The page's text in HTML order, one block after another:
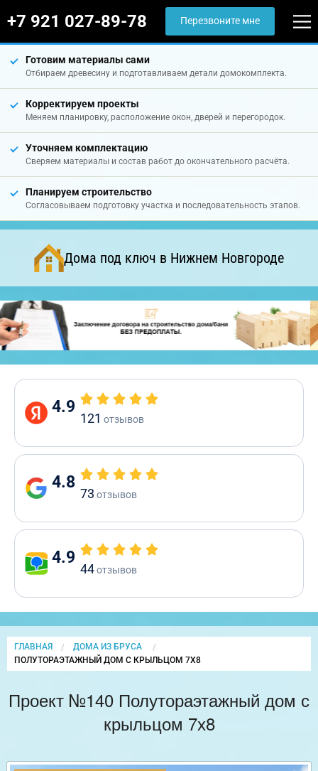
+7 921 027-89-78 Перезвоните мне
Готовим материалы сами
Отбираем древесину и подготавливаем детали домокомплекта.
Корректируем проекты
Меняем планировку, расположение окон, дверей и перегородок.
Уточняем комплектацию
Сверяем материалы и состав работ до окончательного расчёта.
Планируем строительство
Согласовываем подготовку участка и последовательность этапов.
Дома под ключ в Нижнем Новгороде
4.9
121 отзывов
4.8
73 отзывов
4.9
44отзывов
ГЛАВНАЯ
ДОМА ИЗ БРУСА
CURRENT:
ПОЛУТОРАЭТАЖНЫЙ ДОМ С КРЫЛЬЦОМ 7Х8
Проект №140 Полутораэтажный дом с
крыльцом 7х8